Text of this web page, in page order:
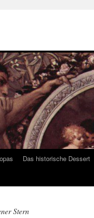
Das historische Dessert
Stern